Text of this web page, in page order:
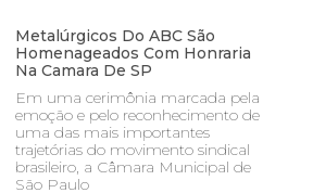
Metalúrgicos Do ABC São
Homenageados Com Honraria
Na Camara De SP
Em uma cerimônia marcada pela
emoção e pelo reconhecimento de
uma das mais importantes
trajetórias do movimento sindical
brasileiro, a Câmara Municipal de
São Paulo